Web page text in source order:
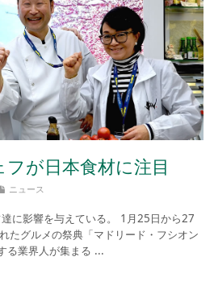
が日本食材に注目
ニュース
に影響を与えている。 1月25日から27
たグルメの祭典「マドリード・フシオン
る業界人が集まる ...